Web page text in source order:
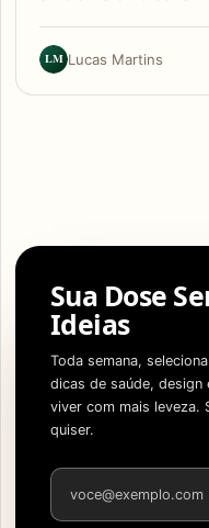
LM Lucas Martins
Sua Dose
Ideias
Toda semana,
dicas de saúde, design
viver com mais leveza.
quiser.
Endereço de e-mail